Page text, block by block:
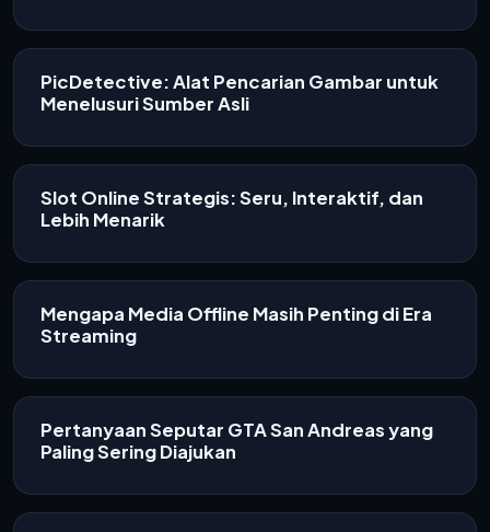
PicDetective: Alat Pencarian Gambar untuk
Menelusuri Sumber Asli
Slot Online Strategis: Seru, Interaktif, dan
Lebih Menarik
Mengapa Media Offline Masih Penting di Era
Streaming
Pertanyaan Seputar GTA San Andreas yang
Paling Sering Diajukan